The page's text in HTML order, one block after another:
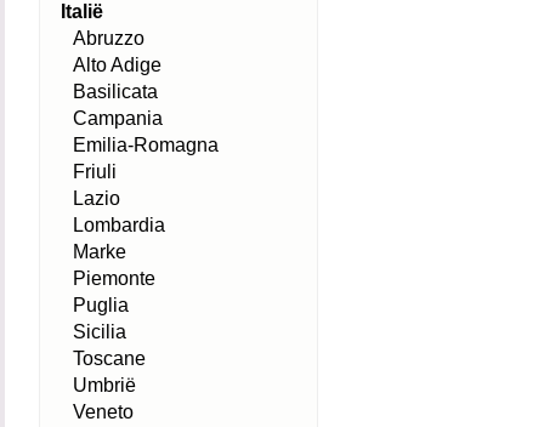
Italië
Abruzzo
Alto Adige
Basilicata
Campania
Emilia-Romagna
Friuli
Lazio
Lombardia
Marke
Piemonte
Puglia
Sicilia
Toscane
Umbrië
Veneto